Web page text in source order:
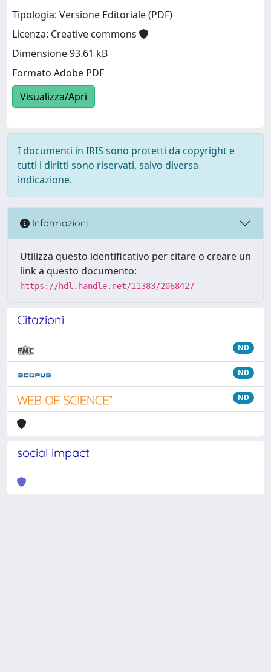
Tipologia: Versione Editoriale (PDF)
Licenza: Creative commons
Dimensione 93.61 kB
Formato Adobe PDF
Visualizza/Apri
I documenti in IRIS sono protetti da copyright e
tutti i diritti sono riservati, salvo diversa
indicazione.
Informazioni
Utilizza questo identificativo per citare o creare un
link a questo documento:
https://hdl.handle.net/11383/2068427
Citazioni
ND
ND
ND
social impact